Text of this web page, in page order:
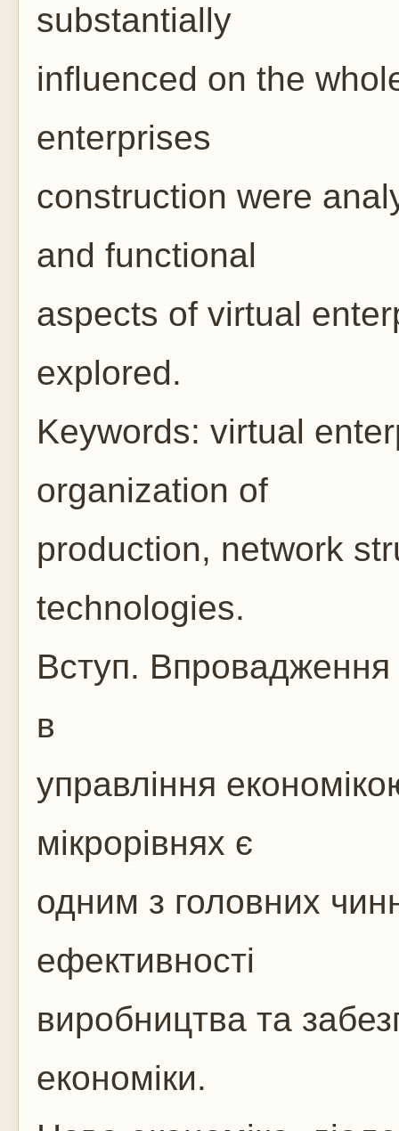
substantially
influenced on the
enterprises
construction were
and functional
aspects of virtual
explored.
Keywords: virtual
organization of
production, network
technologies.
Вступ. Впровадження
в
управління
мікрорівнях є
одним з головних
ефективності
виробництва та
економіки.